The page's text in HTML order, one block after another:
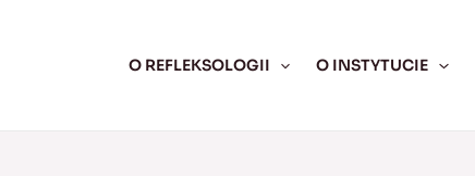
O REFLEKSOLOGII O INSTYTUCIE